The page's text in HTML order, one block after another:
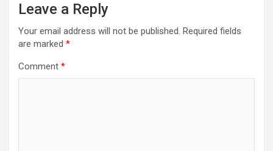
Leave a Reply
Your email address will not be published. Required fields
are marked *
Comment *